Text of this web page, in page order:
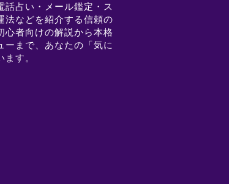
話占い・メール鑑定・ス
法などを紹介する信頼の
心者向けの解説から本格
ーまで、あなたの「気に
す。